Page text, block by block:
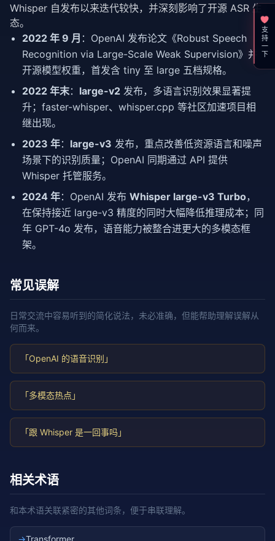
Whisper 自发布以来迭代较快，并深刻影响了开源 ASR 生
态。
2022 年 9 月 ：OpenAI 发布论文《Robust Speech
Recognition via Large-Scale Weak Supervision》并
开源模型权重，首发含 tiny 至 large 五档规格。
2022 年末： large-v2 发布，多语言识别效果显著提
升；faster-whisper、whisper.cpp 等社区加速项目相
继出现。
2023 年： large-v3 发布，重点改善低资源语言和噪声
场景下的识别质量；OpenAI 同期通过 API 提供
Whisper 托管服务。
2024 年：OpenAI 发布 Whisper large-v3 Turbo，
在保持接近 large-v3 精度的同时大幅降低推理成本；同
年 GPT-4o 发布，语音能力被整合进更大的多模态框
架。
常见误解
日常交流中容易听到的简化说法，未必准确，但能帮助理解误解从
何而来。
「OpenAI 的语音识别」
「多模态热点」
「跟 Whisper 是一回事吗」
相关术语
和本术语关联紧密的其他词条，便于串联理解。
→Transformer
支持一下